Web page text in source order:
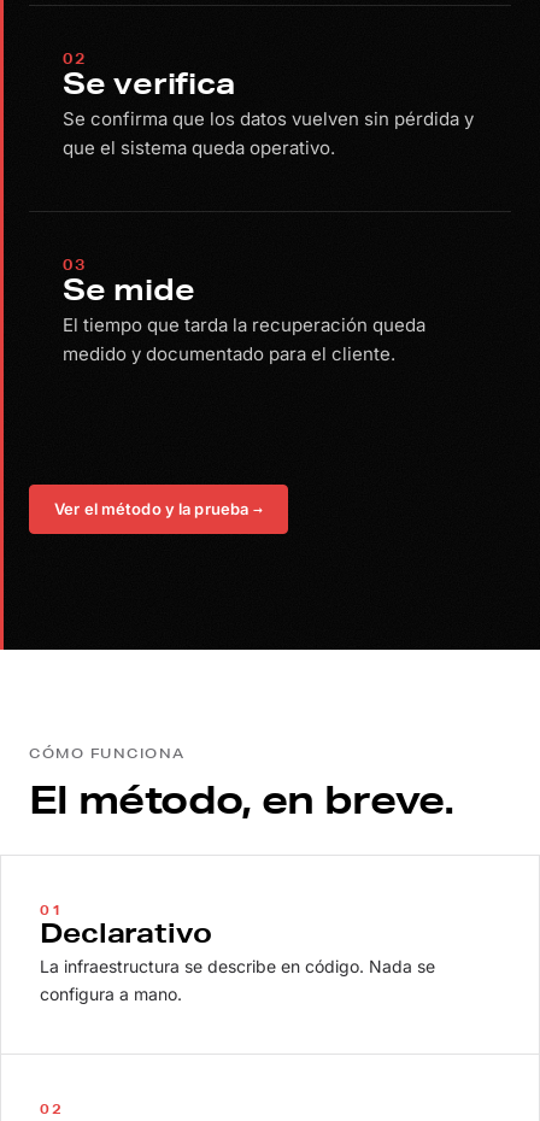
02
Se verifica
Se confirma que los datos vuelven sin pérdida y
que el sistema queda operativo.
03
Se mide
El tiempo que tarda la recuperación queda
medido y documentado para el cliente.
Ver el método y la prueba →
CÓMO FUNCIONA
El método, en breve.
01
Declarativo
La infraestructura se describe en código. Nada se
configura a mano.
02